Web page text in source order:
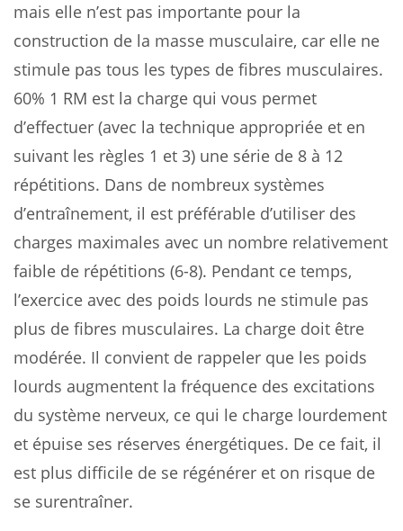
mais elle n’est pas importante pour la
construction de la masse musculaire, car elle ne
stimule pas tous les types de fibres musculaires.
60% 1 RM est la charge qui vous permet
d’effectuer (avec la technique appropriée et en
suivant les règles 1 et 3) une série de 8 à 12
répétitions. Dans de nombreux systèmes
d’entraînement, il est préférable d’utiliser des
charges maximales avec un nombre relativement
faible de répétitions (6-8). Pendant ce temps,
l’exercice avec des poids lourds ne stimule pas
plus de fibres musculaires. La charge doit être
modérée. Il convient de rappeler que les poids
lourds augmentent la fréquence des excitations
du système nerveux, ce qui le charge lourdement
et épuise ses réserves énergétiques. De ce fait, il
est plus difficile de se régénérer et on risque de
se surentraîner.